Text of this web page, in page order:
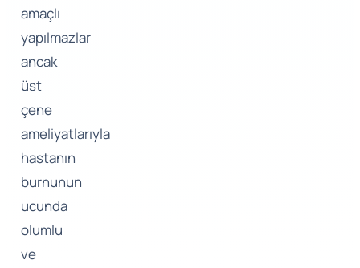
amaçlı
yapılmazlar
ancak
üst
çene
ameliyatlarıyla
hastanın
burnunun
ucunda
olumlu
ve